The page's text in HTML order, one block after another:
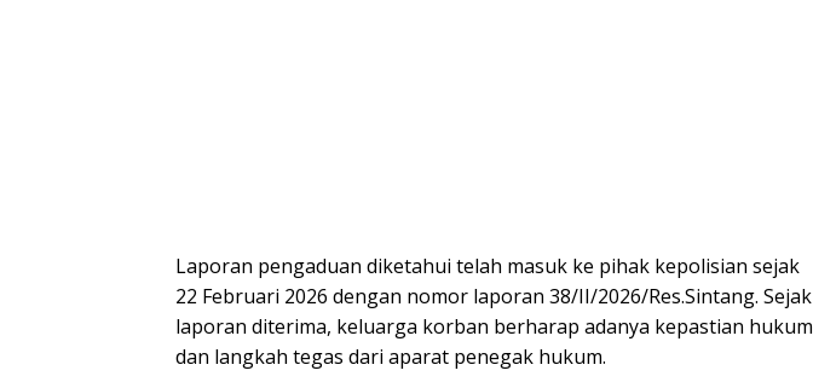
Laporan pengaduan diketahui telah masuk ke pihak kepolisian sejak
22 Februari 2026 dengan nomor laporan 38/II/2026/Res.Sintang. Sejak
laporan diterima, keluarga korban berharap adanya kepastian hukum
dan langkah tegas dari aparat penegak hukum.